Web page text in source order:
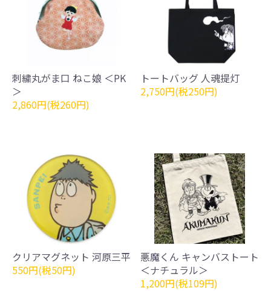
刺繍丸がま口 ねこ娘 ＜PK
＞
2,860円(税260円)
トートバッグ 人魂提灯
2,750円(税250円)
クリアマグネット 河原三平
550円(税50円)
悪魔くん キャンバストート
＜ナチュラル＞
1,200円(税109円)